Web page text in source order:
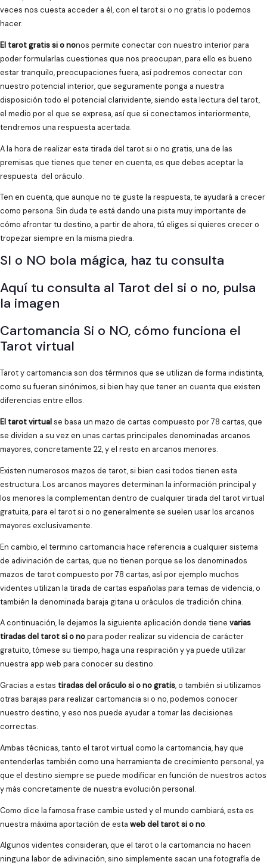
veces nos cuesta acceder a él, con el tarot si o no gratis lo podemos
hacer.
El tarot gratis si o nonos permite conectar con nuestro interior para
poder formularlas cuestiones que nos preocupan, para ello es bueno
estar tranquilo, preocupaciones fuera, así podremos conectar con
nuestro potencial interior, que seguramente ponga a nuestra
disposición todo el potencial clarividente, siendo esta lectura del tarot,
el medio por el que se expresa, así que si conectamos interiormente,
tendremos una respuesta acertada.
A la hora de realizar esta tirada del tarot si o no gratis, una de las
premisas que tienes que tener en cuenta, es que debes aceptar la
respuesta del oráculo.
Ten en cuenta, que aunque no te guste la respuesta, te ayudará a crecer
como persona. Sin duda te está dando una pista muy importante de
cómo afrontar tu destino, a partir de ahora, tú eliges si quieres crecer o
tropezar siempre en la misma piedra.
SI o NO bola mágica, haz tu consulta
Aquí tu consulta al Tarot del si o no, pulsa
la imagen
Cartomancia Si o NO, cómo funciona el
Tarot virtual
Tarot y cartomancia son dos términos que se utilizan de forma indistinta,
como su fueran sinónimos, si bien hay que tener en cuenta que existen
diferencias entre ellos.
El tarot virtualse basa un mazo de cartas compuesto por 78 cartas, que
se dividen a su vez en unas cartas principales denominadas arcanos
mayores, concretamente 22, y el resto en arcanos menores.
Existen numerosos mazos de tarot, si bien casi todos tienen esta
estructura. Los arcanos mayores determinan la información principal y
los menores la complementan dentro de cualquier tirada del tarot virtual
gratuita, para el tarot si o no generalmente se suelen usar los arcanos
mayores exclusivamente.
En cambio, el termino cartomancia hace referencia a cualquier sistema
de adivinación de cartas, que no tienen porque se los denominados
mazos de tarot compuesto por 78 cartas, así por ejemplo muchos
videntes utilizan la tirada de cartas españolas para temas de videncia, o
también la denominada baraja gitana u oráculos de tradición china.
A continuación, le dejamos la siguiente aplicación donde tiene varias
tiradas del tarot si o nopara poder realizar su videncia de carácter
gratuito, tómese su tiempo, haga una respiración y ya puede utilizar
nuestra app web para conocer su destino.
Gracias a estas tiradas del oráculo si o no gratis, o también si utilizamos
otras barajas para realizar cartomancia si o no, podemos conocer
nuestro destino, y eso nos puede ayudar a tomar las decisiones
correctas.
Ambas técnicas, tanto el tarot virtual como la cartomancia, hay que
entenderlas también como una herramienta de crecimiento personal, ya
que el destino siempre se puede modificar en función de nuestros actos
y más concretamente de nuestra evolución personal.
Como dice la famosa frase cambie usted y el mundo cambiará, esta es
nuestra máxima aportación de esta web del tarot si o no.
Algunos videntes consideran, que el tarot o la cartomancia no hacen
ninguna labor de adivinación, sino simplemente sacan una fotografía de